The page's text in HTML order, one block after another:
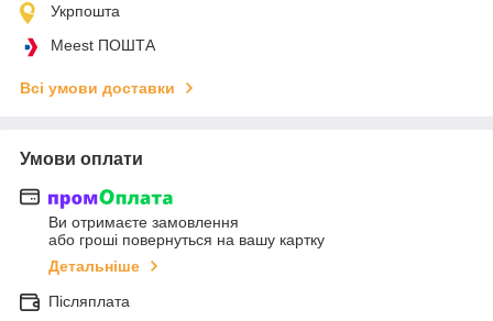
Укрпошта
Meest ПОШТА
Всі умови доставки
Умови оплати
Ви отримаєте замовлення
або гроші повернуться на вашу картку
Детальніше
Післяплата